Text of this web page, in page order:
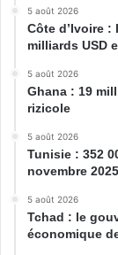
5 août 2026
Côte d’Ivoire
milliards USD
5 août 2026
Ghana : 19
rizicole
5 août 2026
Tunisie : 352
novembre
5 août 2026
Tchad : le
économique